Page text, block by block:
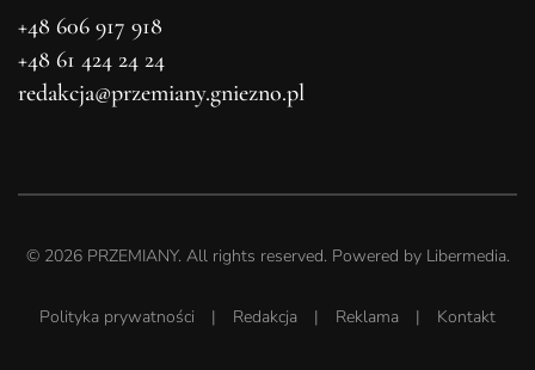
+48 606 917 918
+48 61 424 24 24
redakcja@przemiany.gniezno.pl
© 2026PRZEMIANY. All rights reserved. Powered by Libermedia.
Polityka prywatności | Redakcja | Reklama | Kontakt